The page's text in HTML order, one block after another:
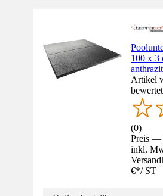
100 x 3
anthrazit
Artikel
(0)
Preis —
inkl.
€*/ ST